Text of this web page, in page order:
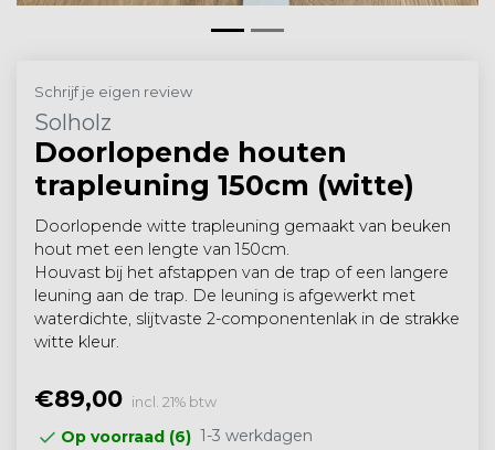
Schrijf je eigen review
Solholz
Doorlopende houten
trapleuning 150cm (witte)
Doorlopende witte trapleuning gemaakt van beuken
hout met een lengte van 150cm.
Houvast bij het afstappen van de trap of een langere
leuning aan de trap. De leuning is afgewerkt met
waterdichte, slijtvaste 2-componentenlak in de strakke
witte kleur.
€89,00 incl. 21% btw
Op voorraad (6) 1-3 werkdagen